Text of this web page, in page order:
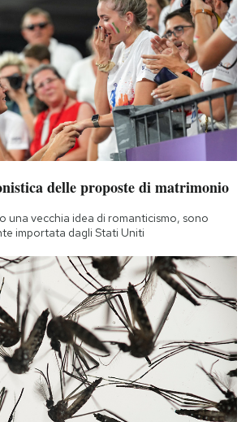
delle proposte di matrimonio
una vecchia idea di romanticismo, sono
importata dagli Stati Uniti